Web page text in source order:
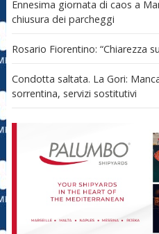
Ennesima giornata di caos a
chiusura dei parcheggi
Rosario Fiorentino: “Chiarezza
Condotta saltata. La Gori:
sorrentina, servizi sostitutivi